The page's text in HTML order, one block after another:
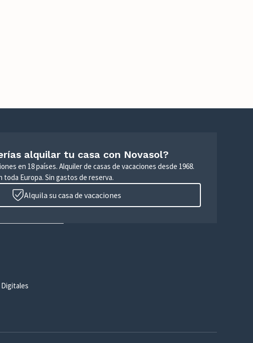
alquilar tu casa con Novasol?
en 18 países. Alquiler de casas de vacaciones desde 1968.
toda Europa. Sin gastos de reserva.
Alquila su casa de vacaciones